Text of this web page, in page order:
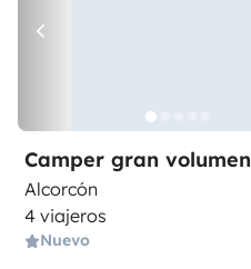
Camper gran volumen
Alcorcón
4 viajeros
Nuevo